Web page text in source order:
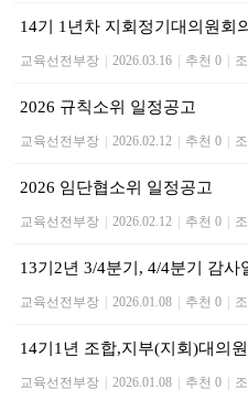
14기 1년차 지회정기대의원회
교육선전부장 2026.03.16 추천 0
2026 규칙소위 일정공고
교육선전부장 2026.02.12 추천 0
2026 임단협소위 일정공고
교육선전부장 2026.02.12 추천 0
13기2년 3/4분기, 4/4분기 감사
교육선전부장 2026.01.08 추천 0
14기1년 조합,지부(지회)대의
교육선전부장 2026.01.08 추천 0